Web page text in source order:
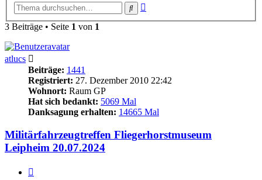
Suche
3 Beiträge • Seite 1 von 1
atlucs
Beiträge: 1441
Registriert: 27. Dezember 2010 22:42
Wohnort: Raum GP
Hat sich bedankt: 5069 Mal
Danksagung erhalten: 14665 Mal
Militärfahrzeugtreffen Fliegerhorstmuseum
Leipheim 20.07.2024